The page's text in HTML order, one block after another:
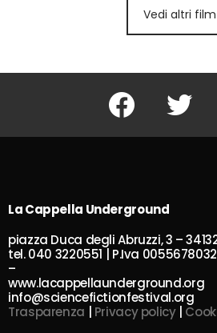
Vedi altri film
Facebook Twitter
La Cappella Underground
piazza Duca degli Abruzzi, 3 –
tel. 040 3220551 | P.Iva
–
www.lacappellaunderground.org
info@sciencefictionfestival.org
Trasparenza | Privacy policy|